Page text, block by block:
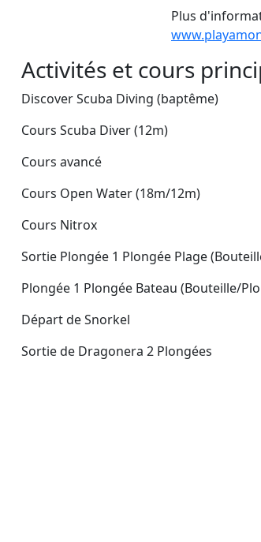
Plus
Activités et cours
Discover Scuba Diving (baptême)
Cours Scuba Diver (12m)
Cours avancé
Cours Open Water (18m/12m)
Cours Nitrox
Sortie Plongée 1 Plongée Plage
Plongée 1 Plongée Bateau (Bouteille/
Départ de Snorkel
Sortie de Dragonera 2 Plongées